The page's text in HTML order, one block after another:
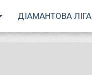
ДІАМАНТОВА ЛІГА